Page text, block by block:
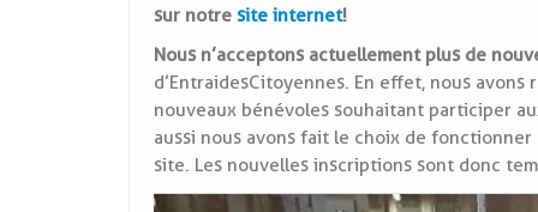
sur notre site internet!
Nous n’acceptons actuellement plus de
d’Entraides Citoyennes. En effet, nous
nouveaux bénévoles souhaitant participer
aussi nous avons fait le choix de
site. Les nouvelles inscriptions sont donc